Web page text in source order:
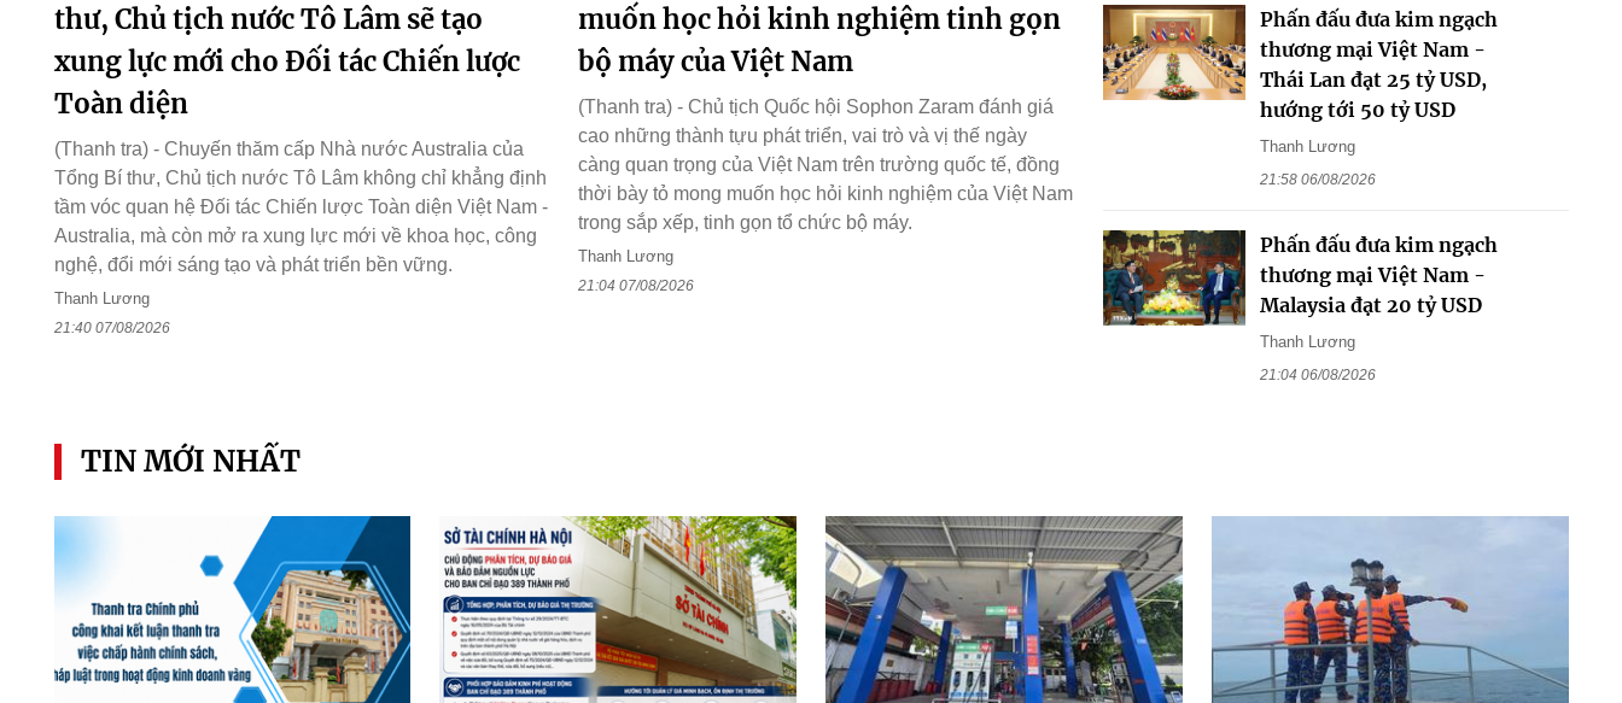
thư, Chủ tịch nước Tô Lâm sẽ tạo
xung lực mới cho Đối tác Chiến lược
Toàn diện
(Thanh tra) - Chuyến thăm cấp Nhà nước Australia của
Tổng Bí thư, Chủ tịch nước Tô Lâm không chỉ khẳng định
tầm vóc quan hệ Đối tác Chiến lược Toàn diện Việt Nam -
Australia, mà còn mở ra xung lực mới về khoa học, công
nghệ, đổi mới sáng tạo và phát triển bền vững.
Thanh Lương
21:40 07/08/2026
muốn học hỏi kinh nghiệm tinh gọn
bộ máy của Việt Nam
(Thanh tra) - Chủ tịch Quốc hội Sophon Zaram đánh giá
cao những thành tựu phát triển, vai trò và vị thế ngày
càng quan trọng của Việt Nam trên trường quốc tế, đồng
thời bày tỏ mong muốn học hỏi kinh nghiệm của Việt Nam
trong sắp xếp, tinh gọn tổ chức bộ máy.
Thanh Lương
21:04 07/08/2026
Phấn đấu đưa kim ngạch
thương mại Việt Nam -
Thái Lan đạt 25 tỷ USD,
hướng tới 50 tỷ USD
Thanh Lương
21:58 06/08/2026
Phấn đấu đưa kim ngạch
thương mại Việt Nam -
Malaysia đạt 20 tỷ USD
Thanh Lương
21:04 06/08/2026
TIN MỚI NHẤT